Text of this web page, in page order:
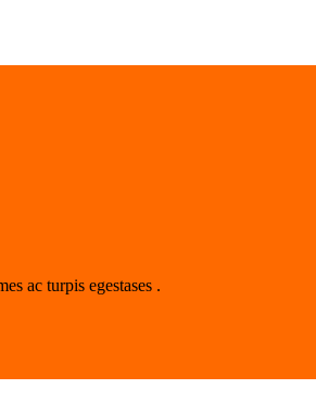
ac turpis egestases .